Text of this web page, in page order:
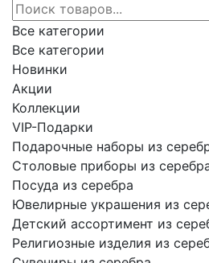
Все категории
Все категории
Новинки
Акции
Коллекции
VIP-Подарки
Подарочные наборы из
Столовые приборы из
Посуда из серебра
Ювелирные украшения из
Детский ассортимент из
Религиозные изделия из